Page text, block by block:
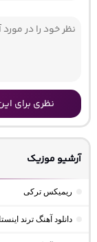
نظری برای
آرشیو موزیک
ریمیکس ترکی
دانلود آهنگ ترند